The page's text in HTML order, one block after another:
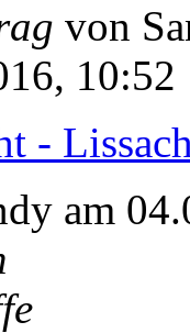
von
10:52
-
am